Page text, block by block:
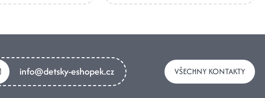
info@detsky-eshopek.cz VŠECHNY KONTAKTY